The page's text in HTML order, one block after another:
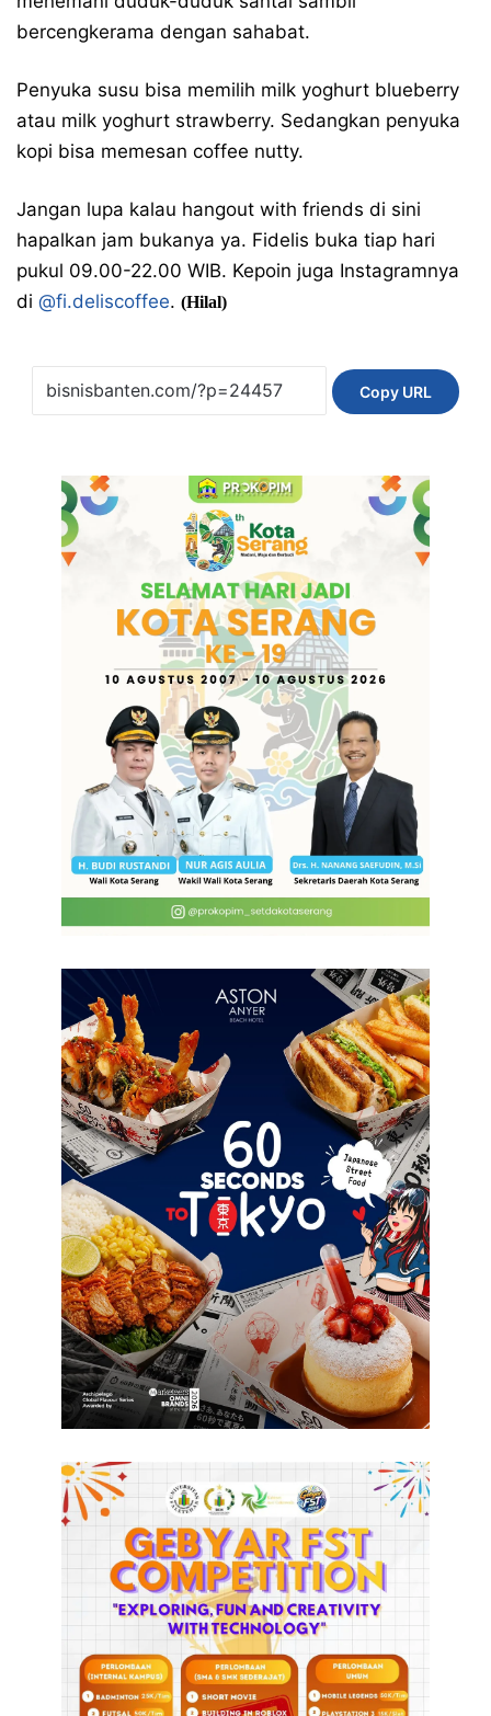
bercengkerama dengan sahabat.
Penyuka susu bisa memilih milk yoghurt blueberry
atau milk yoghurt strawberry. Sedangkan penyuka
kopi bisa memesan coffee nutty.
Jangan lupa kalau hangout with friends di sini
hapalkan jam bukanya ya. Fidelis buka tiap hari
pukul 09.00-22.00 WIB. Kepoin juga Instagramnya
di @fi.deliscoffee. (Hilal)
Copy URL